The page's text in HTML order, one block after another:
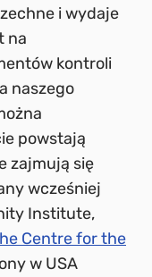
i wydaje
na
kontroli
naszego
powstają
zajmują się
wcześniej
Institute,
Centre for the
w USA